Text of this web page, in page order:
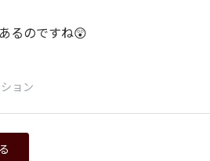
るのですね😲
ョン